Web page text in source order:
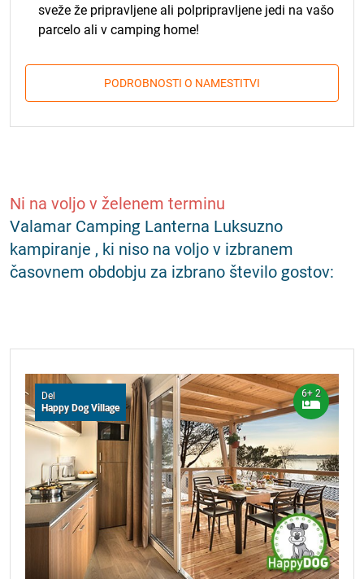
sveže že pripravljene ali polpripravljene jedi na vašo
parcelo ali v camping home!
PODROBNOSTI O NAMESTITVI
Ni na voljo v želenem terminu
Valamar Camping Lanterna Luksuzno
kampiranje , ki niso na voljo v izbranem
časovnem obdobju za izbrano število gostov:
Del
Happy Dog Village
6+ 2